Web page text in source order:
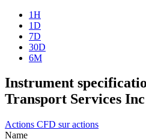
1H
1D
7D
30D
6M
Instrument
Transport Services Inc
Actions CFD sur actions
Name